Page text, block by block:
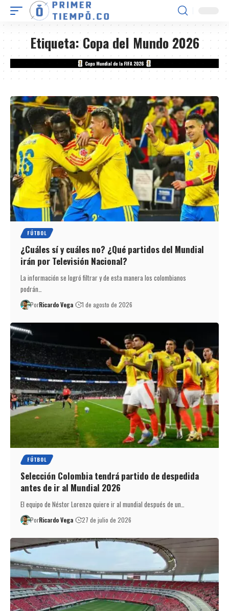
Etiqueta:Copa del Mundo 2026
FÚTBOL
¿Cuáles sí y cuáles no? ¿Qué partidos del Mundial
irán por Televisión Nacional?
La información se logró filtrar y de esta manera los colombianos
podrán…
PorRicardo Vega 1 de agosto de 2026
FÚTBOL
Selección Colombia tendrá partido de despedida
antes de ir al Mundial 2026
El equipo de Néstor Lorenzo quiere ir al mundial después de un…
PorRicardo Vega 27 de julio de 2026